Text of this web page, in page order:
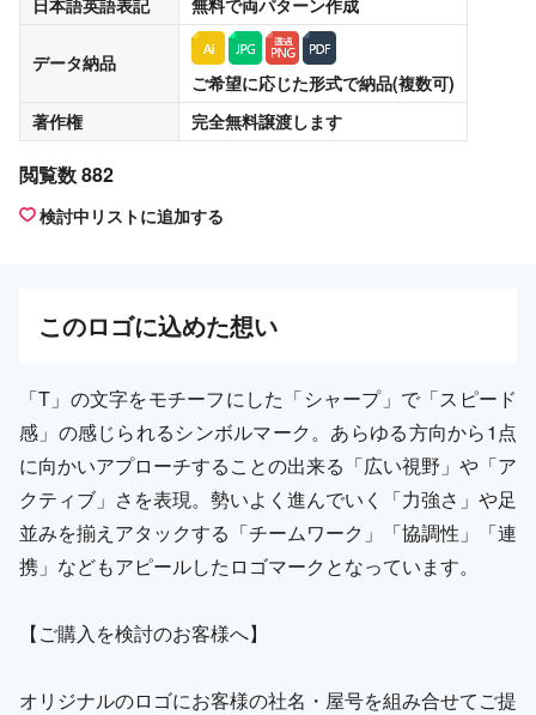
データ納品
ご希望に応じた形式で納品(複数可)
著作権
完全無料譲渡します
閲覧数 882
検討中リストに追加する
このロゴに込めた想い
「T」の文字をモチーフにした「シャープ」で「スピード
感」の感じられるシンボルマーク。あらゆる方向から1点
に向かいアプローチすることの出来る「広い視野」や「ア
クティブ」さを表現。勢いよく進んでいく「力強さ」や足
並みを揃えアタックする「チームワーク」「協調性」「連
携」などもアピールしたロゴマークとなっています。
【ご購入を検討のお客様へ】
オリジナルのロゴにお客様の社名・屋号を組み合せてご提